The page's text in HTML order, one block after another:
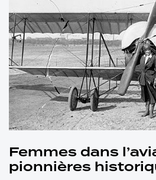
Femmes dans
pionnières